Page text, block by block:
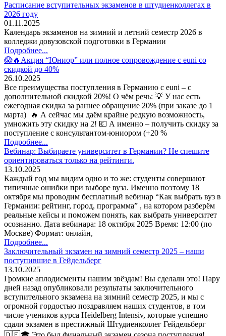
Расписание вступительных экзаменов в штудиенколлегах в
2026 году
01.11.2025
Календарь экзаменов на зимний и летний семестр 2026 в
колледжи довузовской подготовки в Германии
Подробнее...
😱🔥Акция “Юниор” или полное сопровождение с euni со
скидкой до 40%
26.10.2025
Все преимущества поступления в Германию с euni – с
дополнительной скидкой 20%! О чём речь: 💡 У нас есть
ежегодная скидка за раннее обращение 20% (при заказе до 1
марта) 🔥 А сейчас мы даём крайне редкую возможность,
умножить эту скидку на 2! 💶 А именно – получить скидку за
поступление с консультантом-юниором (+20 %
Подробнее...
Вебинар: Выбираете университет в Германии? Не спешите
ориентироваться только на рейтинги.
13.10.2025
Каждый год мы видим одно и то же: студенты совершают
типичные ошибки при выборе вуза. Именно поэтому 18
октября мы проводим бесплатный вебинар “Как выбрать вуз в
Германии: рейтинг, город, программа” , на котором разберём
реальные кейсы и поможем понять, как выбрать университет
осознанно. Дата вебинара: 18 октября 2025 Время: 12:00 (по
Москве) Формат: онлайн,
Подробнее...
Заключительный экзамен на зимний семестр 2025 – наши
поступившие в Гейдельберг
13.10.2025
Громкие аплодисменты нашим звёздам! Вы сделали это! Пару
дней назад опубликовали результаты заключительного
вступительного экзамена на зимний семестр 2025, и мы с
огромной гордостью поздравляем наших студентов, в том
числе учеников курса Heidelberg Intensiv, которые успешно
сдали экзамен в престижный Штудиенколлег Гейдельберг